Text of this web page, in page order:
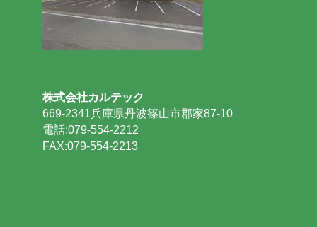
株式会社カルテック
669-2341兵庫県丹波篠山市郡家87-10
電話:079-554-2212
FAX:079-554-2213